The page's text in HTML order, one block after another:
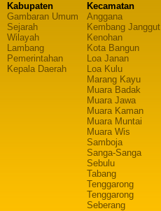
Kabupaten
Gambaran Umum
Sejarah
Wilayah
Lambang
Pemerintahan
Kepala Daerah
Kecamatan
Anggana
Kembang Janggut
Kenohan
Kota Bangun
Loa Janan
Loa Kulu
Marang Kayu
Muara Badak
Muara Jawa
Muara Kaman
Muara Muntai
Muara Wis
Samboja
Sanga-Sanga
Sebulu
Tabang
Tenggarong
Tenggarong
Seberang